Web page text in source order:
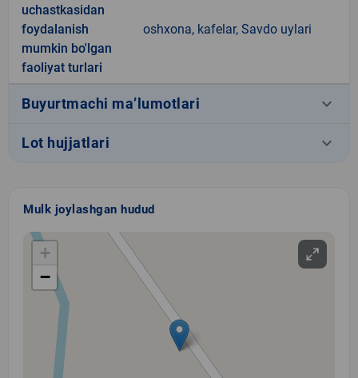
uchastkasidan
foydalanish
mumkin bo'lgan
faoliyat turlari
oshxona, kafelar, Savdo uylari
Buyurtmachi ma’lumotlari keyboard_arrow_down
Lot hujjatlari keyboard_arrow_down
Mulk joylashgan hudud
+
−